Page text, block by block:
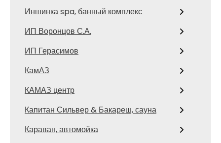
Иншинка spa, банный комплекс
ИП Воронцов С.А.
ИП Герасимов
КамАЗ
КАМАЗ центр
Капитан Сильвер & Бакареш, сауна
Караван, автомойка